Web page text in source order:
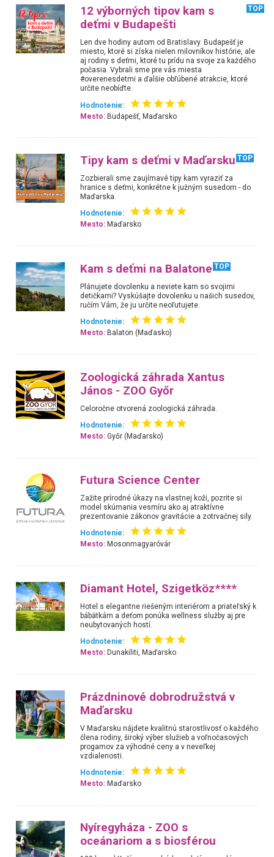
12 výborných tipov kam s
deťmi v Budapešti
TOP
Len dve hodiny autom od Bratislavy. Budapešť je
miesto, ktoré si získa nielen milovníkov histórie, ale
aj rodiny s deťmi, ktoré tu prídu na svoje za každého
počasia. Vybrali sme pre vás miesta
#overenesdetmi a ďalšie obľúbené atrakcie, ktoré
určite neobíďte.
Hodnotenie:
Mesto: Budapešť, Maďarsko
Tipy kam s deťmi v Maďarsku TOP
Zozbierali sme zaujímavé tipy kam vyraziť za
hranice s deťmi, konkrétne k južným susedom - do
Maďarska.
Hodnotenie:
Mesto: Maďarsko
Kam s deťmi na Balatone TOP
Plánujete dovolenku a neviete kam so svojimi
detičkami? Vyskúšajte dovolenku u našich susedov,
ručím Vám, že ju určite neoľutujete.
Hodnotenie:
Mesto: Balaton (Maďasko)
Zoologická záhrada Xantus
János - ZOO Győr
Celoročne otvorená zoologická záhrada.
Hodnotenie:
Mesto: Győr (Maďarsko)
Futura Science Center
Zažite prírodné úkazy na vlastnej koži, pozrite si
model skúmania vesmíru ako aj atraktívne
prezentovanie zákonov gravitácie a zotrvačnej sily.
Hodnotenie:
Mesto: Mosonmagyaróvár
Diamant Hotel, Szigetköz****
Hotel s elegantne riešeným interiérom a priateľský k
bábätkám a deťom ponúka wellness služby aj pre
neubytovaných hostí.
Hodnotenie:
Mesto: Dunakiliti, Maďarsko
Prázdninové dobrodružstvá v
Maďarsku
V Maďarsku nájdete kvalitnú starostlivosť o každého
člena rodiny, široký výber služieb a voľnočasových
progamov za výhodné ceny a v neveľkej
vzdialenosti.
Hodnotenie:
Mesto: Maďarsko
Nyíregyháza - ZOO s
oceánariom a s biosférou